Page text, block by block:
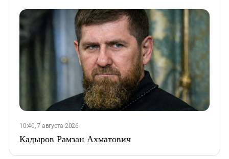
10:40, 7 августа 2026
Кадыров Рамзан Ахматович